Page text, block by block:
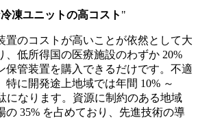
凍ユニットの高コスト "
置のコストが高いことが依然として大
、低所得国の医療施設のわずか 20%
保管装置を購入できるだけです。不適
に開発途上地域では年間 10% ～
になります。資源に制約のある地域
の 35% を占めており、先進技術の導